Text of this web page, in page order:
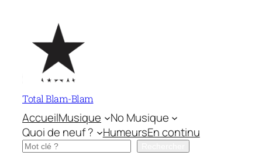
contenu
Total Blam-Blam
AccueilMusique
No Musique
Quoi de neuf ?
HumeursEn continu
Rechercher